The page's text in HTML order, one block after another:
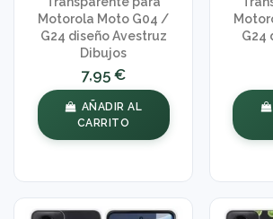
Motorola Moto G04 /
G24 diseño Avestruz
Dibujos
7,95 €
AÑADIR AL
CARRITO
G24